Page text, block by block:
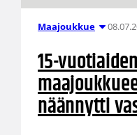
Maajoukkue
15-
näännytti